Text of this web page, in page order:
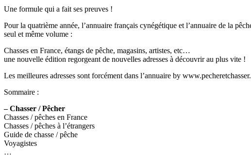
Une formule qui a fait ses preuves !
Pour la quatrième année, l’annuaire français cynégétique et l’annuaire de la
seul et même volume :
Chasses en France, étangs de pêche, magasins, artistes, etc…
une nouvelle édition regorgeant de nouvelles adresses à découvrir au plus vite !
Les meilleures adresses sont forcément dans l’annuaire by
Sommaire :
– Chasser / Pêcher
Chasses / pêches en France
Chasses / pêches à l’étrangers
Guide de chasse / pêche
Voyagistes
…